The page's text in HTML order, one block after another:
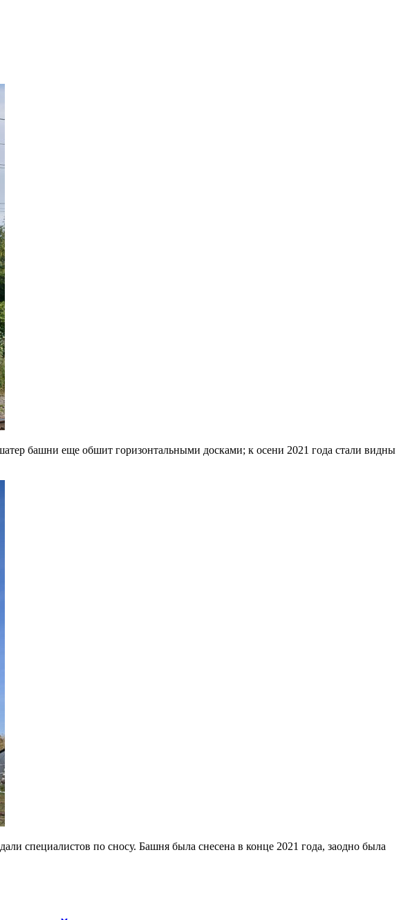
башни еще обшит горизонтальными досками; к осени 2021 года стали видны
специалистов по сносу. Башня была снесена в конце 2021 года, заодно была